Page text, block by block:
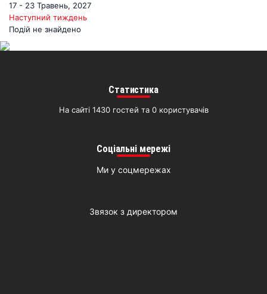
17 - 23 Травень, 2027
Наступний тиждень
Подій не знайдено
Статистика
На сайті 1430 гостей та 0 користувачів
Соціальні мережі
Ми у соцмережах
Звязок з директором